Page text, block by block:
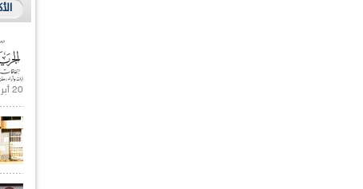
20 أبريل 2021 |